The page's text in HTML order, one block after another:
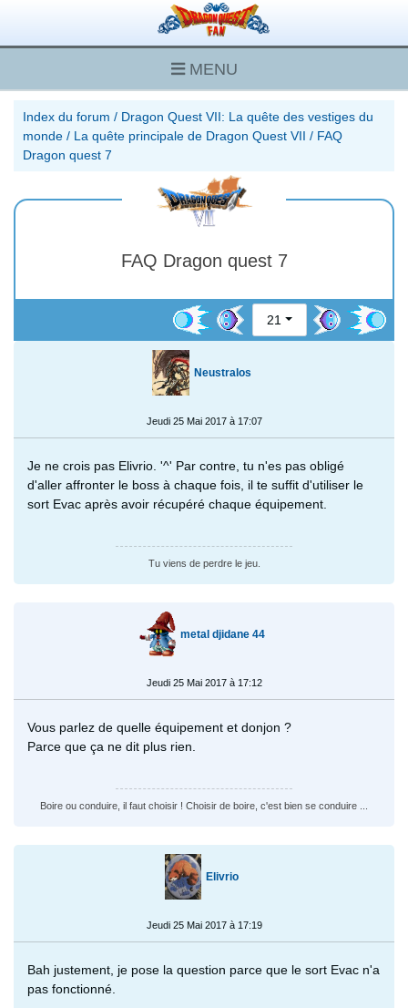
MENU
Index du forum / Dragon Quest VII: La quête des vestiges du
monde / La quête principale de Dragon Quest VII / FAQ
Dragon quest 7
FAQ Dragon quest 7
21
Neustralos
Jeudi 25 Mai 2017 à 17:07
Je ne crois pas Elivrio. '^' Par contre, tu n'es pas obligé
d'aller affronter le boss à chaque fois, il te suffit d'utiliser le
sort Evac après avoir récupéré chaque équipement.
Tu viens de perdre le jeu.
metal djidane 44
Jeudi 25 Mai 2017 à 17:12
Vous parlez de quelle équipement et donjon ?
Parce que ça ne dit plus rien.
Boire ou conduire, il faut choisir ! Choisir de boire, c'est bien se conduire ...
Elivrio
Jeudi 25 Mai 2017 à 17:19
Bah justement, je pose la question parce que le sort Evac n'a
pas fonctionné.